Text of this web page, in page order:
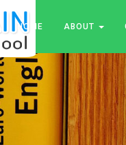
HOME ABOUT